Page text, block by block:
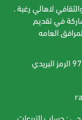
والثقافي لاهالي رغبة .
بعد دراسة كل حالة . 3:المشاركة في تقديم
تحسين المرافق العامه
منطقة الرياض محافظة ثادق والمحمل مركز رغبة ص ب 97 الرمز البريدي
: حساب التبرعات